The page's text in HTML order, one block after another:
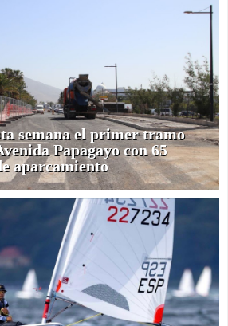
semana el primer tramo
Papagayo con 65
aparcamiento